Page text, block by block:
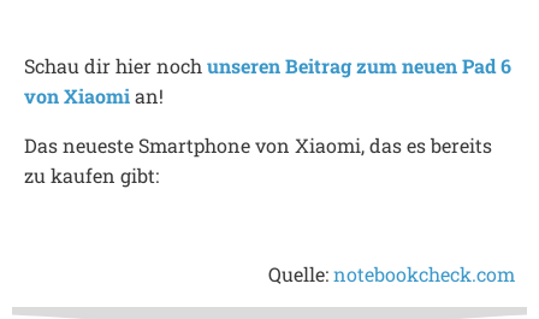
Schau dir hier noch unseren Beitrag zum neuen Pad 6
von Xiaomian!
Das neueste Smartphone von Xiaomi, das es bereits
zu kaufen gibt:
Quelle:notebookcheck.com